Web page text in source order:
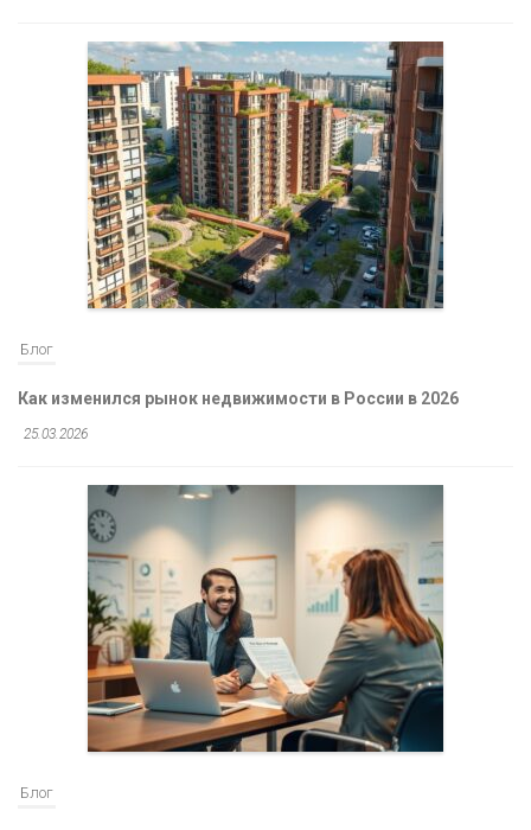
Блог
Как изменился рынок недвижимости в России в 2026
25.03.2026
Блог